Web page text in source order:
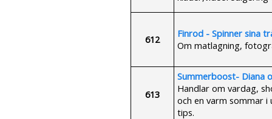
612
Finrod - Spinner sina
Om matlagning,
613
Summerboost- Diana
Handlar om vardag,
och en varm sommar
tips.